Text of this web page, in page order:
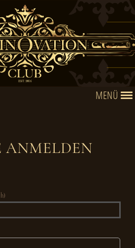
MENÜ
ANMELDEN